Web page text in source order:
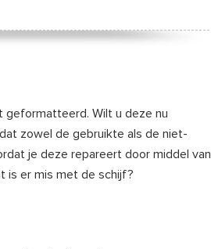
geformatteerd. Wilt u deze nu
zowel de gebruikte als de niet-
je deze repareert door middel van
is er mis met de schijf?